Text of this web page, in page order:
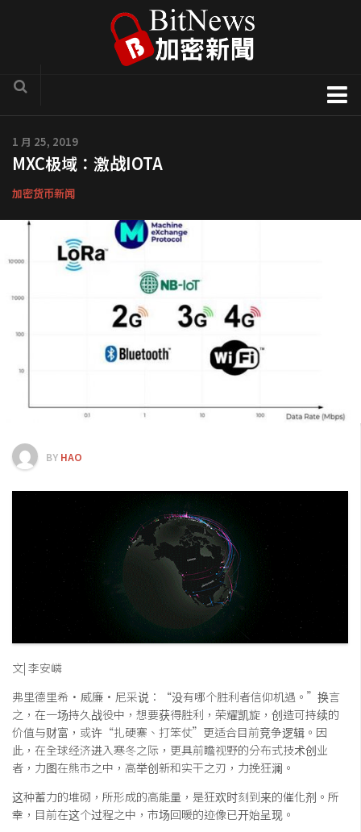
区块链技术专栏
项目官方讯息
COTI
Solve.Care
币种介绍
ICO评析
新手入门教学
客座专栏
1 月 25, 2019
MXC极域：激战IOTA
加密货币新闻
BY HAO
文| 李安嶙
弗里德里希·威廉·尼采说：“没有哪个胜利者信仰机遇。”换言
之，在一场持久战役中，想要获得胜利，荣耀凯旋，创造可持续的
价值与财富，或许“扎硬寨、打笨仗”更适合目前竞争逻辑。因
此，在全球经济进入寒冬之际，更具前瞻视野的分布式技术创业
者，力图在熊市之中，高举创新和实干之刃，力挽狂澜。
这种蓄力的堆砌，所形成的高能量，是狂欢时刻到来的催化剂。所
幸，目前在这个过程之中，市场回暖的迹像已开始呈现。